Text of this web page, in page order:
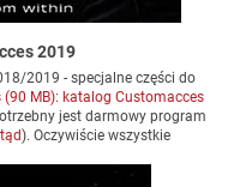
2019
2019 - specjalne części do
(90 MB): katalog Customacces
jest darmowy program
). Oczywiście wszystkie